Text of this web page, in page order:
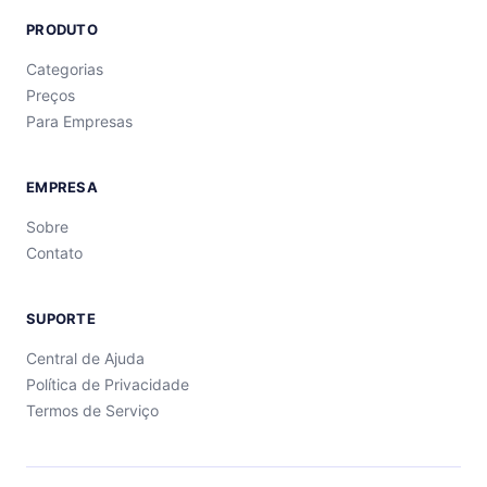
PRODUTO
Categorias
Preços
Para Empresas
EMPRESA
Sobre
Contato
SUPORTE
Central de Ajuda
Política de Privacidade
Termos de Serviço